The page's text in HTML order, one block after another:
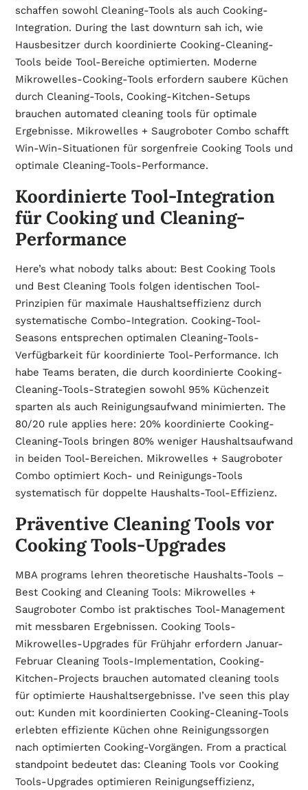
schaffen sowohl Cleaning-Tools als auch Cooking-
Integration. During the last downturn sah ich, wie
Hausbesitzer durch koordinierte Cooking-Cleaning-
Tools beide Tool-Bereiche optimierten. Moderne
Mikrowelles-Cooking-Tools erfordern saubere Küchen
durch Cleaning-Tools, Cooking-Kitchen-Setups
brauchen automated cleaning tools für optimale
Ergebnisse. Mikrowelles + Saugroboter Combo schafft
Win-Win-Situationen für sorgenfreie Cooking Tools und
optimale Cleaning-Tools-Performance.
Koordinierte Tool-Integration
für Cooking und Cleaning-
Performance
Here’s what nobody talks about: Best Cooking Tools
und Best Cleaning Tools folgen identischen Tool-
Prinzipien für maximale Haushaltseffizienz durch
systematische Combo-Integration. Cooking-Tool-
Seasons entsprechen optimalen Cleaning-Tools-
Verfügbarkeit für koordinierte Tool-Performance. Ich
habe Teams beraten, die durch koordinierte Cooking-
Cleaning-Tools-Strategien sowohl 95% Küchenzeit
sparten als auch Reinigungsaufwand minimierten. The
80/20 rule applies here: 20% koordinierte Cooking-
Cleaning-Tools bringen 80% weniger Haushaltsaufwand
in beiden Tool-Bereichen. Mikrowelles + Saugroboter
Combo optimiert Koch- und Reinigungs-Tools
systematisch für doppelte Haushalts-Tool-Effizienz.
Präventive Cleaning Tools vor
Cooking Tools-Upgrades
MBA programs lehren theoretische Haushalts-Tools –
Best Cooking and Cleaning Tools: Mikrowelles +
Saugroboter Combo ist praktisches Tool-Management
mit messbaren Ergebnissen. Cooking Tools-
Mikrowelles-Upgrades für Frühjahr erfordern Januar-
Februar Cleaning Tools-Implementation, Cooking-
Kitchen-Projects brauchen automated cleaning tools
für optimierte Haushaltsergebnisse. I’ve seen this play
out: Kunden mit koordinierten Cooking-Cleaning-Tools
erlebten effiziente Küchen ohne Reinigungssorgen
nach optimierten Cooking-Vorgängen. From a practical
standpoint bedeutet das: Cleaning Tools vor Cooking
Tools-Upgrades optimieren Reinigungseffizienz,